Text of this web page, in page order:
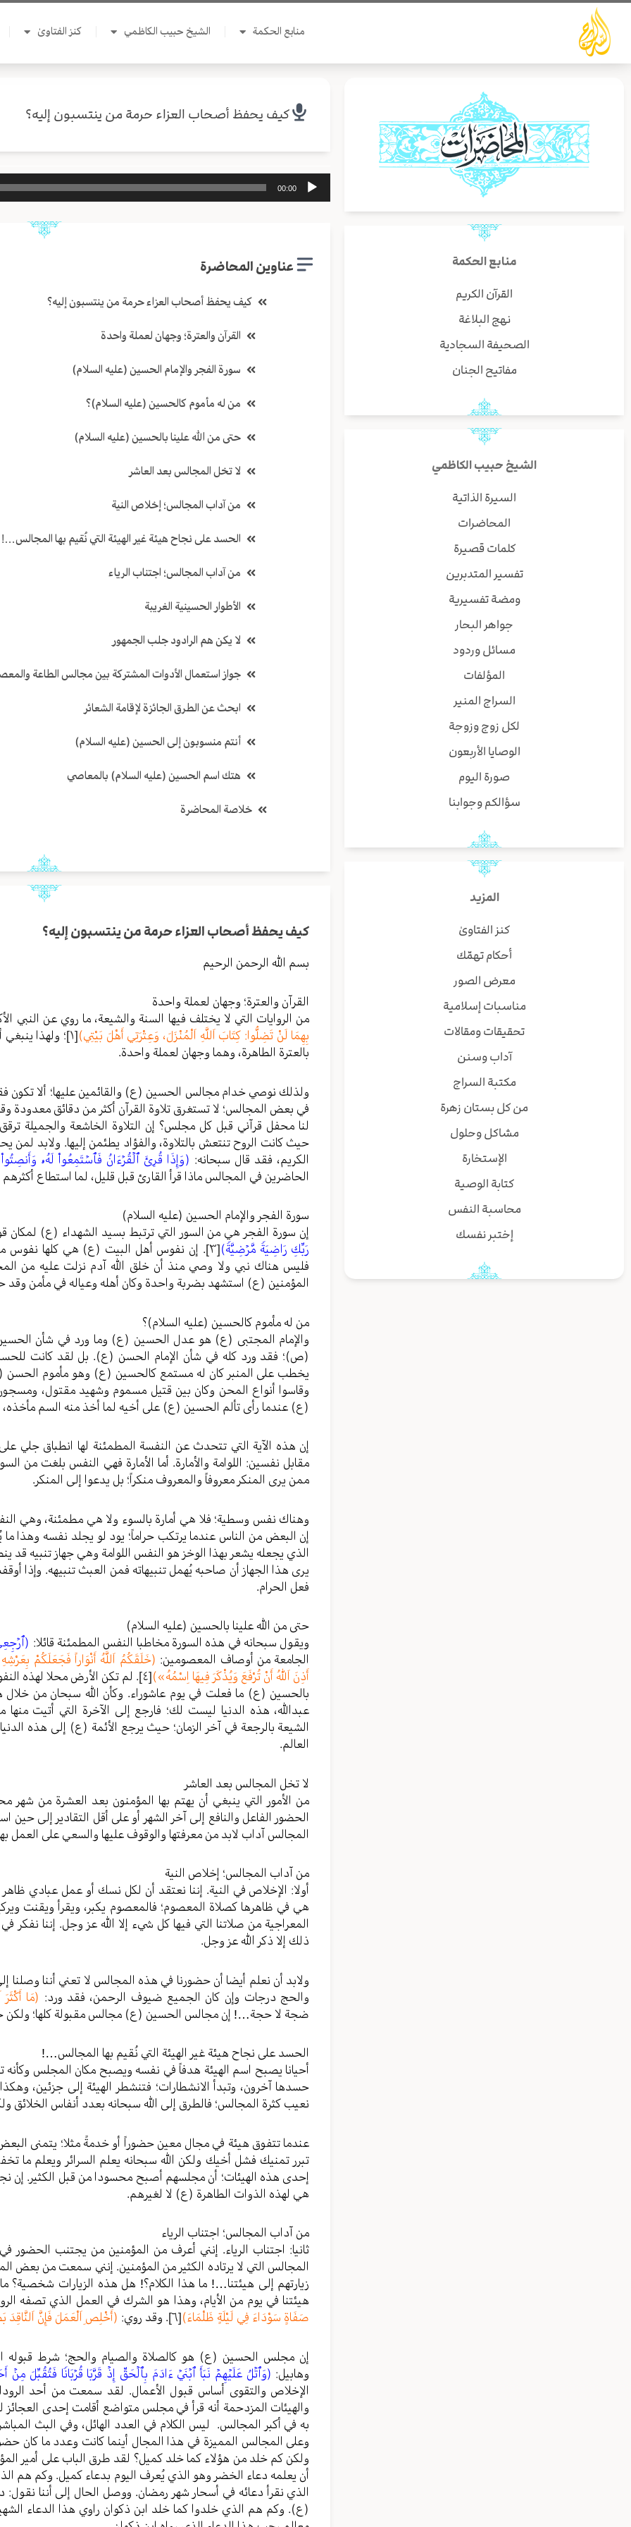
تخطي
المحتوى
منابع الحكمة الشيخ حبيب الكاظمي كنز الفتاوىٰ
منابع الحكمة
القرآن الكريم
نهج البلاغة
الصحيفة السجادية
مفاتيح الجنان
الشيخ حبيب الكاظمي
السيرة الذاتية
المحاضرات
كلمات قصيرة
تفسير المتدبرين
ومضة تفسيرية
جواهر البحار
مسائل وردود
المؤلفات
السراج المنير
لكل زوج وزوجة
الوصايا الأربعون
صورة اليوم
سؤالكم وجوابنا
المزيد
كنز الفتاوىٰ
أحكام تهمّك
معرض الصور
مناسبات إسلامية
تحقيقات ومقالات
آداب وسنن
مكتبة السراج
من كل بستان زهرة
مشاكل وحلول
الإستخارة
كتابة الوصية
محاسبة النفس
إختبر نفسك
كيف يحفظ أصحاب العزاء حرمة من ينتسبون إليه؟
مشغل
00:00
عناوين المحاضرة
كيف يحفظ أصحاب العزاء حرمة من ينتسبون إليه؟
القرآن والعترة؛ وجهان لعملة واحدة
سورة الفجر والإمام الحسين (عليه السلام)
من له مأموم كالحسين (عليه السلام)؟
حتى من الله علينا بالحسين (عليه السلام)
لا تخل المجالس بعد العاشر
من آداب المجالس؛ إخلاص النية
الحسد على نجاح هيئة غير الهيئة التي نُقيم بها المجالس…!
من آداب المجالس؛ اجتناب الرياء
الأطوار الحسينية الغريبة
لا يكن هم الرادود جلب الجمهور
جواز استعمال الأدوات المشتركة بين مجالس الطاعة
ابحث عن الطرق الجائزة لإقامة الشعائر
أنتم منسوبون إلى الحسين (عليه السلام)
هتك اسم الحسين (عليه السلام) بالمعاصي
خلاصة المحاضرة
كيف يحفظ أصحاب العزاء حرمة من ينتسبون إليه؟
بسم الله الرحمن الرحيم
القرآن والعترة؛ وجهان لعملة واحدة
من الروايات التي لا يختلف فيها السنة والشيعة، ما روي عن النبي
بِهِمَا لَنْ تَضِلُّوا: كِتَابَ اَللَّهِ اَلْمُنْزَلَ، وَعِتْرَتِي أَهْلَ بَيْتِي)[١] ؛ ولهذا ينبغي
بالعترة الطاهرة، وهما وجهان لعملة واحدة.
ولذلك نوصي خدام مجالس الحسين (ع) والقائمين عليها؛ ألا تكون
في بعض المجالس؛ لا تستغرق تلاوة القرآن أكثر من دقائق معدودة
لنا محفل قرآني قبل كل مجلس؟ إن التلاوة الخاشعة والجميلة
حيث كانت الروح تنتعش بالتلاوة، والفؤاد يطئمن إليها. ولابد لمن
الكريم، فقد قال سبحانه: (وَإِذَا قُرِئَ ٱلۡقُرۡءَانُ فَٱسۡتَمِعُواْ لَهُۥ
الحاضرين في المجالس ماذا قرأ القارئ قبل قليل، لما استطاع أكثرهم
سورة الفجر والإمام الحسين (عليه السلام)
إن سورة الفجر هي من السور التي ترتبط بسيد الشهداء (ع) لمكان
رَبِّكِ رَاضِيَةࣰ مَّرۡضِيَّةࣰ)[٣]
. إن نفوس أهل البيت (ع) هي كلها نفوس
فليس هناك نبي ولا وصي منذ أن خلق الله آدم نزلت عليه من
المؤمنين (ع) استشهد بضربة واحدة وكان أهله وعياله في مأمن
من له مأموم كالحسين (عليه السلام)؟
والإمام المجتبى (ع) هو عدل الحسين (ع) وما ورد في شأن الحسين
(ص)؛ فقد ورد كله في شأن الإمام الحسن (ع). بل لقد كانت
يخطب على المنبر كان له مستمع كالحسين (ع) وهو مأموم الحسن
وقاسوا أنواع المحن وكان بين قتيل مسموم وشهيد مقتول،
(ع) عندما رأى تألم الحسين (ع) على أخيه لما أخذ منه السم مأخذه،
إن هذه الآية التي تتحدث عن النفسة المطمئنة لها انطباق
مقابل نفسين: اللوامة والأمارة. أما الأمارة فهي النفس بلغت
ممن يرى المنكر معروفاً والمعروف منكراً؛ بل يدعوا إلى المنكر.
وهناك نفس وسطية؛ فلا هي أمارة بالسوء ولا هي مطمئنة، وهي
إن البعض من الناس عندما يرتكب حراماً؛ يود لو يجلد نفسه وهذا
الذي يجعله يشعر بهذا الوخز هو النفس اللوامة وهي جهاز تنبيه قد
يرى هذا الجهاز أن صاحبه يُهمل تنبيهاته فمن العبث تنبيهه. وإذا
فعل الحرام.
حتى من الله علينا بالحسين (عليه السلام)
ويقول سبحانه في هذه السورة مخاطبا النفس المطمئنة قائلا:
الجامعة من أوصاف المعصومين: (خَلَقَكُمُ اَللَّهُ أَنْوَاراً فَجَعَلَكُمْ
أَذِنَ اَللّٰهُ أَنْ تُرْفَعَ وَيُذْكَرَ فِيهَا اِسْمُهُ»)[٤]
. لم تكن الأرض محلا لهذه
بالحسين (ع) ما فعلت في يوم عاشوراء. وكأن الله سبحان من
عبدالله، هذه الدنيا ليست لك؛ فارجع إلى الآخرة التي أتيت
الشيعة بالرجعة في آخر الزمان؛ حيث يرجع الأئمة (ع) إلى هذه
العالم.
لا تخل المجالس بعد العاشر
من الأمور التي ينبغي أن يهتم بها المؤمنون بعد العشرة من شهر
الحضور الفاعل والنافع إلى آخر الشهر أو على أقل التقادير إلى
المجالس آداب لابد من معرفتها والوقوف عليها والسعي على العمل
من آداب المجالس؛ إخلاص النية
أولا: الإخلاص في النية. إننا نعتقد أن لكل نسك أو عمل عبادي
هي في ظاهرها كصلاة المعصوم؛ فالمعصوم يكبر، ويقرأ ويقنت
المعراجية من صلاتنا التي فيها كل شيء إلا الله عز وجل. إننا نفكر
ذلك إلا ذكر الله عز وجل.
ولابد أن نعلم أيضا أن حضورنا في هذه المجالس لا تعني أننا
والحج درجات وإن كان الجميع ضيوف الرحمن، فقد ورد: (مَا
ضجة لا حجة…! إن مجالس الحسين (ع) مجالس مقبولة كلها؛ ولكن
الحسد على نجاح هيئة غير الهيئة التي نُقيم بها المجالس…!
أحيانا يصبح اسم الهيئة هدفاً في نفسه ويصبح مكان المجلس
حسدها آخرون، وتبدأ الانشطارات؛ فتنشطر الهيئة إلى جزئين،
نعيب كثرة المجالس؛ فالطرق إلى الله سبحانه بعدد أنفاس الخلائق
عندما تتفوق هيئة في مجال معين حضوراً أو خدمةً مثلا؛ يتمنى
تبرر تمنيك فشل أخيك ولكن الله سبحانه يعلم السرائر ويعلم ما
إحدى هذه الهيئات؛ أن مجلسهم أصبح محسودا من قبل الكثير. إن
هي لهذه الذوات الطاهرة (ع) لا لغيرهم.
من آداب المجالس؛ اجتناب الرياء
ثانيا: اجتناب الرياء. إنني أعرف من المؤمنين من يجتنب الحضور
المجالس التي لا يرتاده الكثير من المؤمنين. إنني سمعت من بعض
زيارتهم إلى هيئتنا…! ما هذا الكلام؟! هل هذه الزيارات شخصية؟
هيئتنا في يوم من الأيام، وهذا هو الشرك في العمل الذي تصفه
صَفَاةٍ سَوْدَاءَ فِي لَيْلَةٍ ظَلْمَاءَ)[٦] . وقد روي: (أَخْلِصِ اَلْعَمَلَ فَإِنَّ اَلنَّاقِدَ
إن مجلس الحسين (ع) هو كالصلاة والصيام والحج؛ شرط قبوله
وهابيل: (وَٱتۡلُ عَلَيۡهِمۡ نَبَأَ ٱبۡنَيۡ ءَادَمَ بِٱلۡحَقِّ إِذۡ قَرَّبَا قُرۡبَانࣰا فَتُقُبِّلَ
الإخلاص والتقوى أساس قبول الأعمال. لقد سمعت من أحد
والهيئات المزدحمة أنه قرأ في مجلس متواضع أقامت إحدى
به في أكبر المجالس. ليس الكلام في العدد الهائل، وفي البث
وعلى المجالس المميزة في هذا المجال أينما كانت وعدد ما كان
ولكن كم خلد من هؤلاء كما خلد كميل؟ لقد طرق الباب على أمير
أن يعلمه دعاء الخضر وهو الذي يُعرف اليوم بدعاء كميل. وكم هم
الذي نقرأ دعائه في أسحار شهر رمضان. ووصل الحال إلى أننا نقول:
(ع). وكم هم الذي خلدوا كما خلد ابن ذكوان راوي هذا الدعاء